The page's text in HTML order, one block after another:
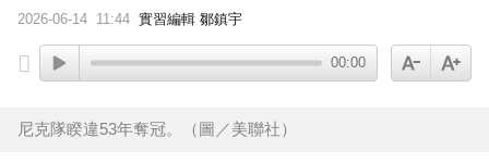
2026-06-14 11:44 實習編輯 鄒鎮宇
00:00
尼克隊睽違53年奪冠。（圖／美聯社）